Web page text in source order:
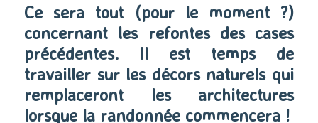
Ce sera tout (pour le moment ?)
concernant les refontes des cases
précédentes. Il est temps de
travailler sur les décors naturels qui
remplaceront les architectures
lorsque la randonnée commencera !